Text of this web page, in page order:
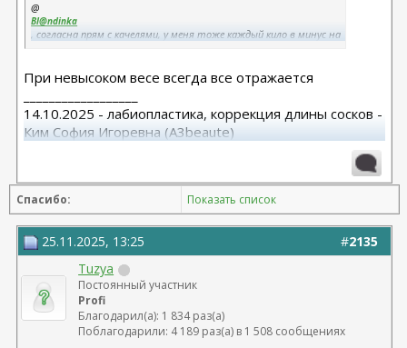
@
Bl@ndinka
, согласна прям с качелями, у меня тоже каждый кило в минус на
При невысоком весе всегда все отражается
14.10.2025 - лабиопластика, коррекция длины сосков -
Ким София Игоревна (A3beaute)
Спасибо: Показать список
#2135
25.11.2025, 13:25
Tuzya
Постоянный участник
Profi
Благодарил(а): 1 834 раз(а)
Поблагодарили: 4 189 раз(а) в 1 508 сообщениях